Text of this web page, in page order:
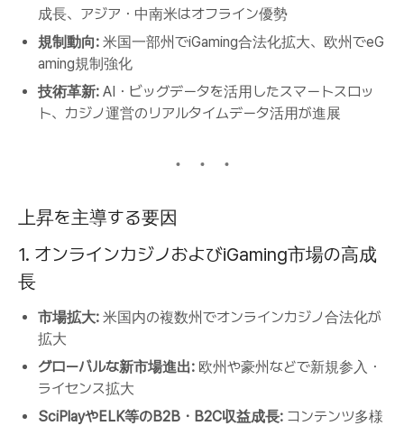
成長、アジア・中南米はオフライン優勢
規制動向: 米国一部州でiGaming合法化拡大、欧州でeG
aming規制強化
技術革新: AI・ビッグデータを活用したスマートスロッ
ト、カジノ運営のリアルタイムデータ活用が進展
上昇を主導する要因
1. オンラインカジノおよびiGaming市場の高成
長
市場拡大: 米国内の複数州でオンラインカジノ合法化が
拡大
グローバルな新市場進出: 欧州や豪州などで新規参入・
ライセンス拡大
SciPlayやELK等のB2B・B2C収益成長: コンテンツ多様